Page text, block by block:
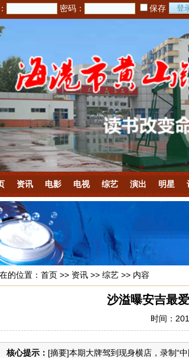
密码： 保存
资讯 电影 电视 综艺 演出 明星
的位置： 首页 >> 资讯 >> 综艺 >> 内容
沙溢曝安吉最
时间：
心提示： [摘要]本期大牌驾到现身横店，录制“